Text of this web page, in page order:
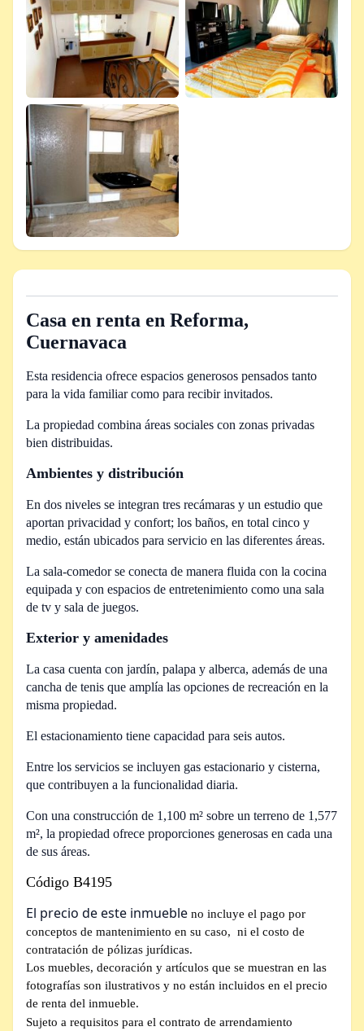
Casa en renta en Reforma,
Cuernavaca
Esta residencia ofrece espacios generosos pensados tanto
para la vida familiar como para recibir invitados.
La propiedad combina áreas sociales con zonas privadas
bien distribuidas.
Ambientes y distribución
En dos niveles se integran tres recámaras y un estudio que
aportan privacidad y confort; los baños, en total cinco y
medio, están ubicados para servicio en las diferentes áreas.
La sala-comedor se conecta de manera fluida con la cocina
equipada y con espacios de entretenimiento como una sala
de tv y sala de juegos.
Exterior y amenidades
La casa cuenta con jardín, palapa y alberca, además de una
cancha de tenis que amplía las opciones de recreación en la
misma propiedad.
El estacionamiento tiene capacidad para seis autos.
Entre los servicios se incluyen gas estacionario y cisterna,
que contribuyen a la funcionalidad diaria.
Con una construcción de 1,100 m² sobre un terreno de 1,577
m², la propiedad ofrece proporciones generosas en cada una
de sus áreas.
Código B4195
El precio de este inmueble no incluye el pago por
conceptos de mantenimiento en su caso, ni el costo de
contratación de pólizas jurídicas.
Los muebles, decoración y artículos que se muestran en las
fotografías son ilustrativos y no están incluidos en el precio
de renta del inmueble.
Sujeto a requisitos para el contrato de arrendamiento